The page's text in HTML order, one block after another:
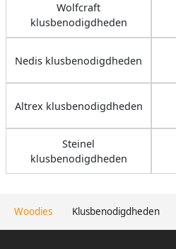
Woodies Klusbenodigdheden
Wolfcraft
klusbenodigdheden
Nedis klusbenodigdheden
Altrex klusbenodigdheden
Steinel
klusbenodigdheden